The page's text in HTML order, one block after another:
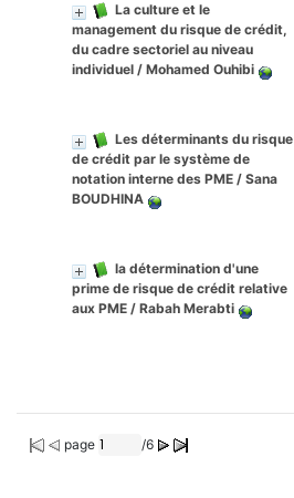
La culture et le
management du risque de crédit,
du cadre sectoriel au niveau
individuel / Mohamed Ouhibi
Les déterminants du risque
de crédit par le système de
notation interne des PME / Sana
BOUDHINA
la détermination d'une
prime de risque de crédit relative
aux PME / Rabah Merabti
page /6